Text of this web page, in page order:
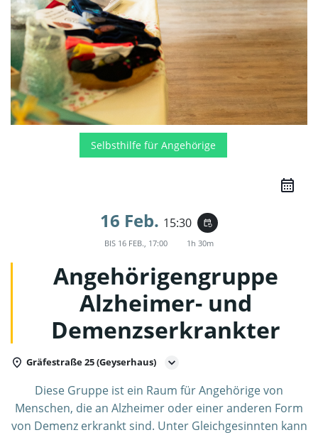
Selbsthilfe für Angehörige
16 Feb. 15:30 event_repeat
BIS 16 FEB., 17:00 1h 30m
Angehörigengruppe
Alzheimer- und
Demenzserkrankter
Gräfestraße 25 (Geyserhaus)
Diese Gruppe ist ein Raum für Angehörige von
Menschen, die an Alzheimer oder einer anderen Form
von Demenz erkrankt sind. Unter Gleichgesinnten kann